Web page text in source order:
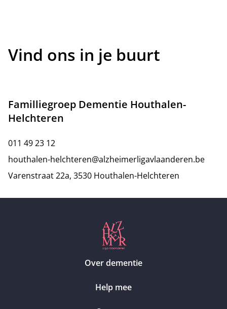
Vind ons in je buurt
Familliegroep Dementie Houthalen-
Helchteren
011 49 23 12
houthalen-helchteren@alzheimerligavlaanderen.be
Varenstraat 22a, 3530 Houthalen-Helchteren
Over dementie
Help mee